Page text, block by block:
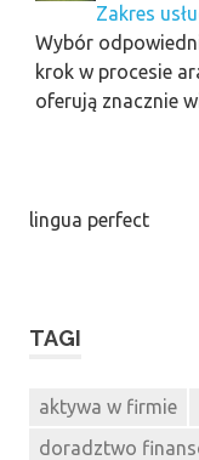
Zakres
Wybór
krok w procesie
oferują znacznie
lingua perfect
TAGI
aktywa w firmie
doradztwo